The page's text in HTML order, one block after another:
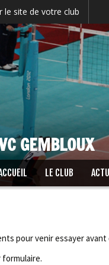
le site de votre club
GEMBLOUX
LE CLUB
pour venir essayer
formulaire.